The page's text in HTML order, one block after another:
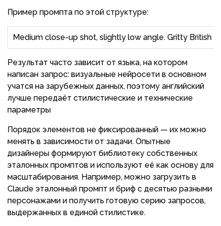
Пример промпта по этой структуре:
Medium close-up shot, slightly low angle. Gritty British
Результат часто зависит от языка, на котором
написан запрос: визуальные нейросети в основном
учатся на зарубежных данных, поэтому английский
лучше передаёт стилистические и технические
параметры
Порядок элементов не фиксированный — их можно
менять в зависимости от задачи. Опытные
дизайнеры формируют библиотеку собственных
эталонных промптов и используют её как основу для
масштабирования. Например, можно загрузить в
Claude эталонный промпт и бриф с десятью разными
персонажами и получить готовую серию запросов,
выдержанных в единой стилистике.